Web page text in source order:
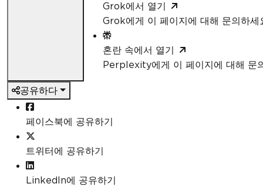
Grok에서 열기
Grok에게 이 페이지에 대해 문의하세
혼란 속에서 열기
Perplexity에게 이 페이지에 대해 문
공유하다
페이스북에 공유하기
트위터에 공유하기
LinkedIn에 공유하기